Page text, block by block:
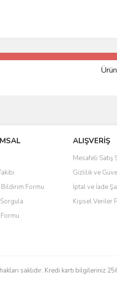
Formu
ALIŞVERİŞ
Mesafeli Satış
Gizlilik ve
İptal ve İade
Kişisel Veriler
saklıdır. Kredi kartı bilgileriniz